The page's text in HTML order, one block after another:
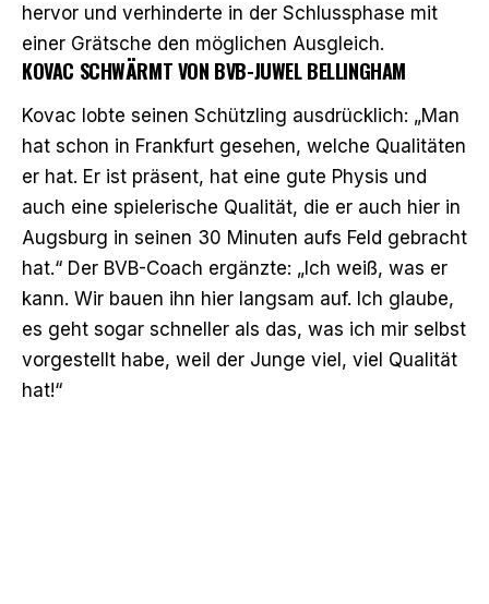
hervor und verhinderte in der Schlussphase mit
einer Grätsche den möglichen Ausgleich.
KOVAC SCHWÄRMT VON BVB-JUWEL BELLINGHAM
Kovac lobte seinen Schützling ausdrücklich: „Man
hat schon in Frankfurt gesehen, welche Qualitäten
er hat. Er ist präsent, hat eine gute Physis und
auch eine spielerische Qualität, die er auch hier in
Augsburg in seinen 30 Minuten aufs Feld gebracht
hat.“ Der BVB-Coach ergänzte: „Ich weiß, was er
kann. Wir bauen ihn hier langsam auf. Ich glaube,
es geht sogar schneller als das, was ich mir selbst
vorgestellt habe, weil der Junge viel, viel Qualität
hat!“